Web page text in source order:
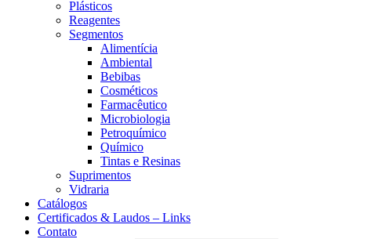
Plásticos
Reagentes
Segmentos
Alimentícia
Ambiental
Bebibas
Cosméticos
Farmacêutico
Microbiologia
Petroquímico
Químico
Tintas e Resinas
Suprimentos
Vidraria
Catálogos
Certificados & Laudos – Links
Contato